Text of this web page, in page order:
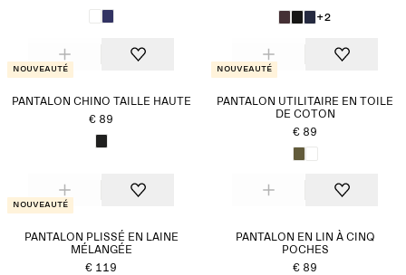
+2
Nouveauté
PANTALON CHINO TAILLE HAUTE
€ 89
Nouveauté
PANTALON UTILITAIRE EN TOILE
DE COTON
€ 89
Nouveauté
PANTALON PLISSÉ EN LAINE
MÉLANGÉE
€ 119
PANTALON EN LIN À CINQ
POCHES
€ 89